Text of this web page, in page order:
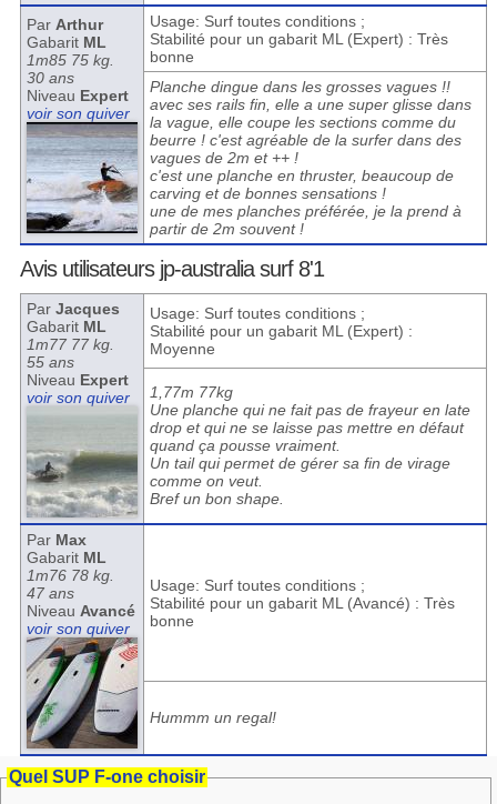
Par Arthur
Gabarit ML
1m85 75 kg.
30 ans
Niveau Expert
voir son quiver
Usage: Surf toutes conditions ;
Stabilité pour un gabarit ML (Expert) : Très
bonne
Planche dingue dans les grosses vagues !!
avec ses rails fin, elle a une super glisse dans
la vague, elle coupe les sections comme du
beurre ! c'est agréable de la surfer dans des
vagues de 2m et ++ !
c'est une planche en thruster, beaucoup de
carving et de bonnes sensations !
une de mes planches préférée, je la prend à
partir de 2m souvent !
Avis utilisateurs jp-australia surf 8'1
Par Jacques
Gabarit ML
1m77 77 kg.
55 ans
Niveau Expert
voir son quiver
Usage: Surf toutes conditions ;
Stabilité pour un gabarit ML (Expert) :
Moyenne
1,77m 77kg
Une planche qui ne fait pas de frayeur en late
drop et qui ne se laisse pas mettre en défaut
quand ça pousse vraiment.
Un tail qui permet de gérer sa fin de virage
comme on veut.
Bref un bon shape.
Par Max
Gabarit ML
1m76 78 kg.
47 ans
Niveau Avancé
voir son quiver
Usage: Surf toutes conditions ;
Stabilité pour un gabarit ML (Avancé) : Très
bonne
Hummm un regal!
Quel SUP F-one choisir